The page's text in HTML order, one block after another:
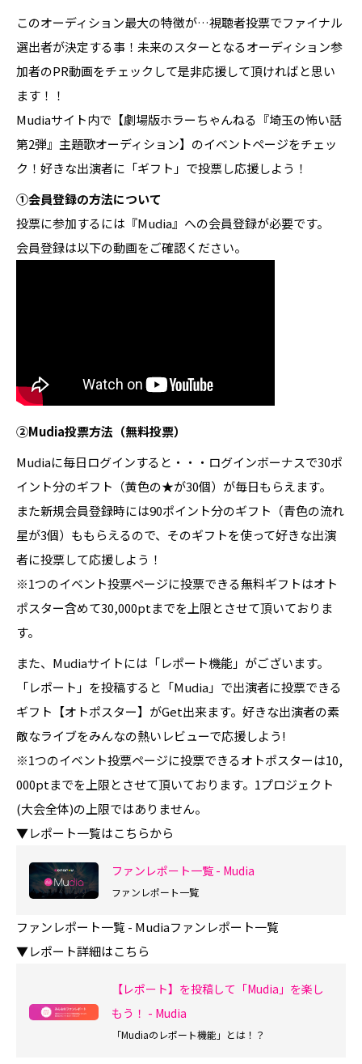
このオーディション最大の特徴が…視聴者投票でファイナル
選出者が決定する事！未来のスターとなるオーディション参
加者のPR動画をチェックして是非応援して頂ければと思い
ます！！
Mudiaサイト内で【劇場版ホラーちゃんねる『埼玉の怖い話
第2弾』主題歌オーディション】のイベントページをチェッ
ク！好きな出演者に「ギフト」で投票し応援しよう！
①会員登録の方法について
投票に参加するには『Mudia』への会員登録が必要です。
会員登録は以下の動画をご確認ください。
②Mudia投票方法（無料投票）
Mudiaに毎日ログインすると・・・ログインボーナスで30ポ
イント分のギフト（黄色の★が30個）が毎日もらえます。
また新規会員登録時には90ポイント分のギフト（青色の流れ
星が3個）ももらえるので、そのギフトを使って好きな出演
者に投票して応援しよう！
※1つのイベント投票ページに投票できる無料ギフトはオト
ポスター含めて30,000ptまでを上限とさせて頂いておりま
す。
また、Mudiaサイトには「レポート機能」がございます。
「レポート」を投稿すると「Mudia」で出演者に投票できる
ギフト【オトポスター】がGet出来ます。好きな出演者の素
敵なライブをみんなの熱いレビューで応援しよう!
※1つのイベント投票ページに投票できるオトポスターは10,
000ptまでを上限とさせて頂いております。1プロジェクト
(大会全体)の上限ではありません。
▼レポート一覧はこちらから
ファンレポート一覧 - Mudia
ファンレポート一覧
ファンレポート一覧 - Mudiaファンレポート一覧
▼レポート詳細はこちら
【レポート】を投稿して「Mudia」を楽し
もう！ - Mudia
「Mudiaのレポート機能」とは！？